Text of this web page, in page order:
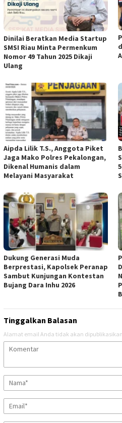
Dinilai Beratkan Media Startup
SMSI Riau Minta Permenkum
Nomor 49 Tahun 2025 Dikaji
Ulang
Aipda Lilik T.S., Anggota Piket
Jaga Mako Polres Pekalongan,
Dikenal Humanis dalam
Melayani Masyarakat
Dukung Generasi Muda
Berprestasi, Kapolsek Peranap
Sambut Kunjungan Kontestan
Bujang Dara Inhu 2026
Tinggalkan Balasan
Alamat email Anda tidak akan